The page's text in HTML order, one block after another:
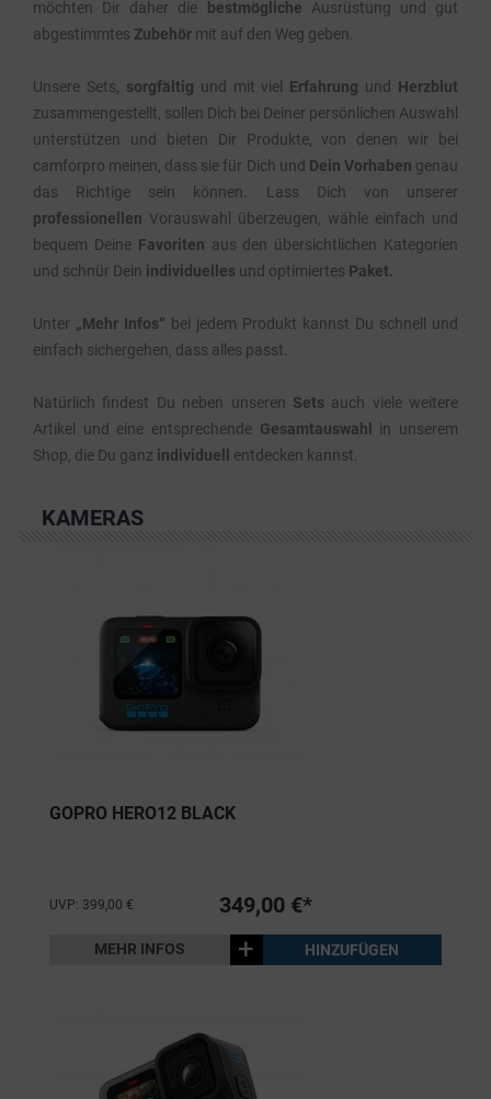
möchten Dir daher die
bestmögliche Ausrüstung und gut
abgestimmtes Zubehör mit auf den Weg geben.
Unsere Sets, sorgfältig und mit viel Erfahrung und Herzblut
zusammengestellt, sollen Dich bei Deiner persönlichen Auswahl
unterstützen und bieten Dir Produkte, von denen wir bei
camforpro meinen, dass sie für Dich und Dein Vorhaben genau
das Richtige sein können. Lass Dich von unserer
professionellen Vorauswahl überzeugen, wähle einfach und
bequem Deine Favoriten aus den übersichtlichen Kategorien
und schnür Dein individuelles und optimiertes Paket.
Unter „Mehr Infos“ bei jedem Produkt kannst Du schnell und
einfach sichergehen, dass alles passt.
Natürlich findest Du neben unseren Setsauch viele weitere
Artikel und eine entsprechende Gesamtauswahl
in unserem
Shop, die Du ganz individuell entdecken kannst.
KAMERAS
GOPRO HERO12 BLACK
UVP: 399,00 € 349,00 €*
MEHR INFOS + HINZUFÜGEN